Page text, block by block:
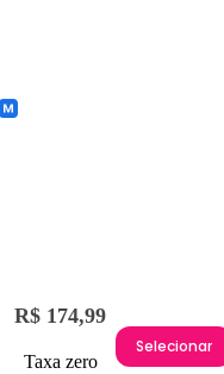
R$ 174,99
Taxa zero
Selecionar